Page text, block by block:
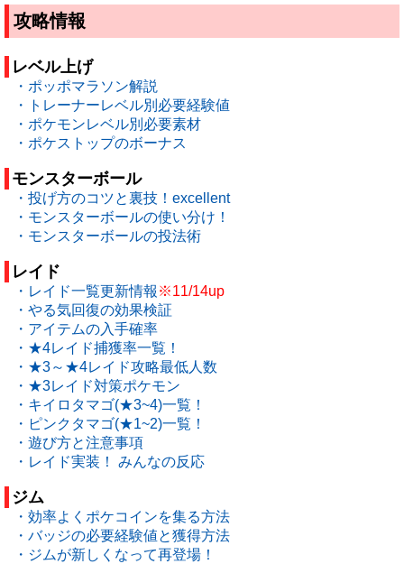
攻略情報
レベル上げ
・ポッポマラソン解説
・トレーナーレベル別必要経験値
・ポケモンレベル別必要素材
・ポケストップのボーナス
モンスターボール
・投げ方のコツと裏技！excellent
・モンスターボールの使い分け！
・モンスターボールの投法術
レイド
・レイド一覧更新情報 ※11/14up
・やる気回復の効果検証
・アイテムの入手確率
・★4レイド捕獲率一覧！
・★3～★4レイド攻略最低人数
・★3レイド対策ポケモン
・キイロタマゴ(★3~4)一覧！
・ピンクタマゴ(★1~2)一覧！
・遊び方と注意事項
・レイド実装！ みんなの反応
ジム
・効率よくポケコインを集る方法
・バッジの必要経験値と獲得方法
・ジムが新しくなって再登場！